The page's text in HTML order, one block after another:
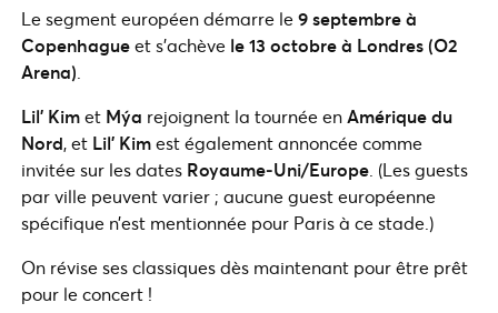
Le segment européen démarre le9 septembre à
Copenhagueet s’achève le 13 octobre à Londres (O2
Arena).
Lil’ Kimet Mýa rejoignent la tournée enAmérique du
Nord, et Lil’ Kimest également annoncée comme
invitée sur les dates Royaume‑Uni/Europe. (Les guests
par ville peuvent varier ; aucune guest européenne
spécifique n’est mentionnée pour Paris à ce stade.)
On révise ses classiques dès maintenant pour être prêt
pour le concert !